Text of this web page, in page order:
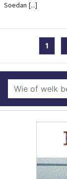
Soedan [...]
1